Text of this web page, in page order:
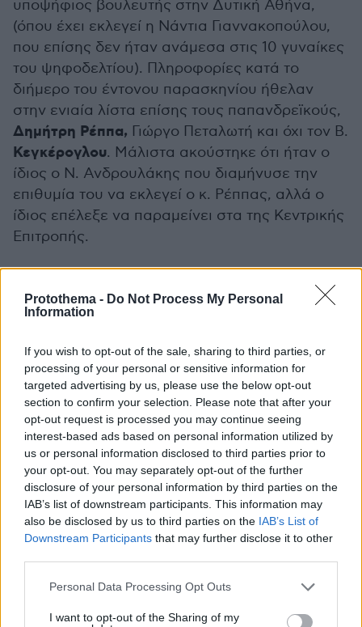
Protothema - Do Not Process My Personal
Information
If you wish to opt-out of the sale, sharing to third parties, or
processing of your personal or sensitive information for
targeted advertising by us, please use the below opt-out
section to confirm your selection. Please note that after your
opt-out request is processed you may continue seeing
interest-based ads based on personal information utilized by
us or personal information disclosed to third parties prior to
your opt-out. You may separately opt-out of the further
disclosure of your personal information by third parties on the
IAB’s list of downstream participants. This information may
also be disclosed by us to third parties on the IAB’s List of
Downstream Participants that may further disclose it to other
Please note that this website/app uses one or more Google
not limited to your visit or usage behaviour. You may click to
Personal Data Processing Opt Outs
I want to opt-out of the Sharing of my
υποψήφιος βουλευτής στην Δυτική Αθήνα,
(όπου έχει εκλεγεί η Νάντια Γιαννακοπούλου,
που επίσης δεν ήταν ανάμεσα στις 10 γυναίκες
του ψηφοδελτίου). Πληροφορίες κατά το
διήμερο του έντονου παρασκηνίου ήθελαν
στην ενιαία λίστα επίσης τους παπανδρεϊκούς,
Δημήτρη Ρέππα, Γιώργο Πεταλωτή και όχι τον Β.
Κεγκέρογλου. Μάλιστα ακούστηκε ότι ήταν ο
ίδιος ο Ν. Ανδρουλάκης που διαμήνυσε την
επιθυμία του να εκλεγεί ο κ. Ρέππας, αλλά ο
ίδιος επέλεξε να παραμείνει στα της Κεντρικής
Επιτροπής.
γεννηματικούς, το γεγονός ότι δεν ήταν
υποψήφιος ο
του ΠΑΣΟΚ αποδίδουν την εξέλιξη αυτή στο
ότι ο κ. Όθωνας έχει αναλάβει ρόλο στην
Επιτροπή Κατάρτισης Ψηφοδελτίων υπό τον
Βαγγέλη Αργύρη.
-Από τους «σταυρούς» που εξασφάλισε κατά
την εκλογή του ο Ανδρέας Σπυρόπουλος,
φαίνεται ότι είχε την στήριξη και αρκετών
παπανδρεϊκών στελεχών. Οι παπανδρεϊκοί
ψήφους), αφού ουδείς βγήκε σε ψηλότερες
θέσεις.